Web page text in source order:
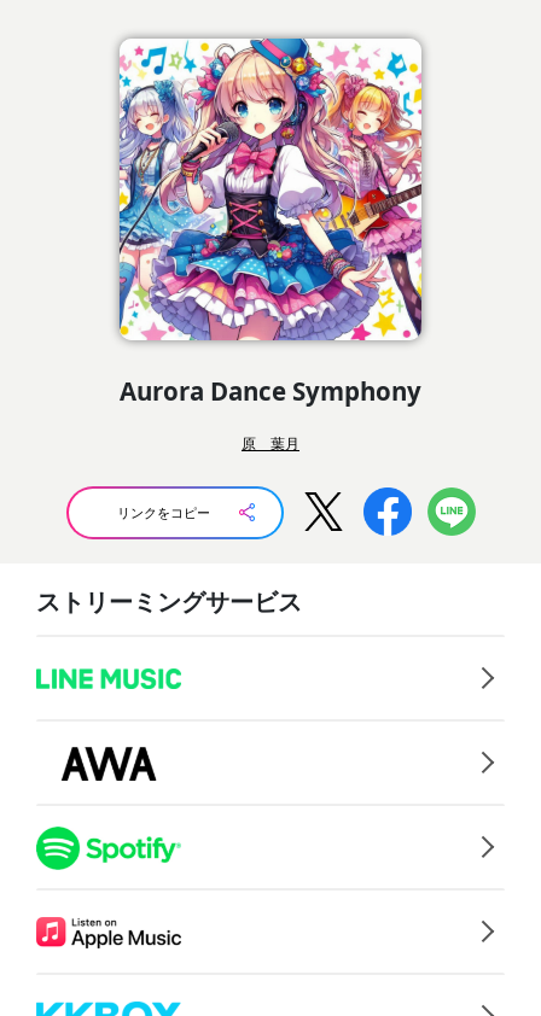
Aurora Dance Symphony
原 葉月
リンクをコピー
ストリーミングサービス